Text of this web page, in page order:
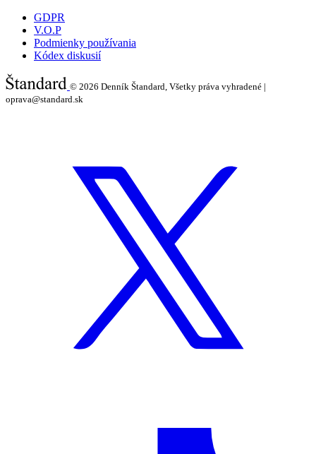
GDPR
V.O.P
Podmienky používania
Kódex diskusií
© 2026 Denník Štandard, Všetky práva vyhradené |
oprava@standard.sk